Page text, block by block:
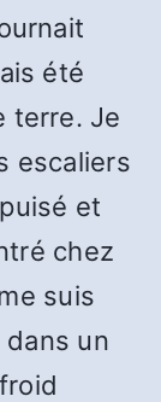
été
terre. Je
escaliers
et
chez
suis
un